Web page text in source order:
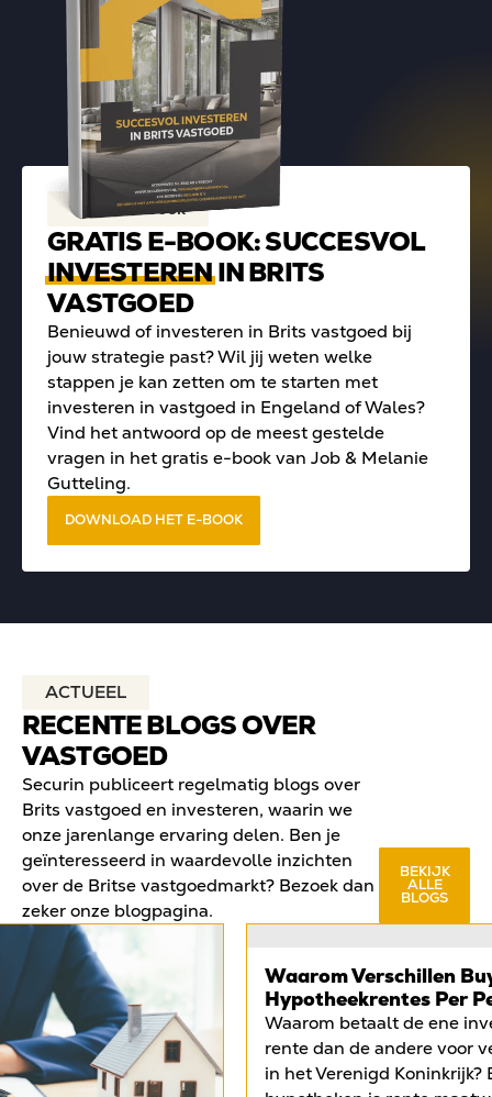
Gratis e-book
GRATIS E-BOOK: SUCCESVOL
INVESTERENIN BRITS
VASTGOED
Benieuwd of investeren in Brits vastgoed bij
jouw strategie past? Wil jij weten welke
stappen je kan zetten om te starten met
investeren in vastgoed in Engeland of Wales?
Vind het antwoord op de meest gestelde
vragen in het gratis e-book van Job & Melanie
Gutteling.
DOWNLOAD HET E-BOOK
ACTUEEL
RECENTE BLOGS OVER
VASTGOED
Securin publiceert regelmatig blogs over
Brits vastgoed en investeren, waarin we
onze jarenlange ervaring delen. Ben je
geïnteresseerd in waardevolle inzichten
over de Britse vastgoedmarkt? Bezoek dan
zeker onze blogpagina.
BEKIJK
ALLE
BLOGS
Waarom Verschillen
Hypotheekrentes Per
Waarom betaalt de ene
rente dan de andere voor
in het Verenigd